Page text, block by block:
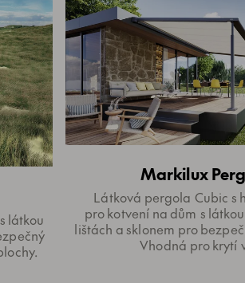
látkou
Markilux
Látková pergola Cubic s
pro kotvení na dům s
lištách a sklonem pro
Vhodná pro krytí